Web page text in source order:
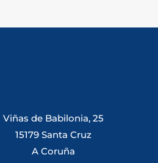
Viñas de Babilonia, 25
15179 Santa Cruz
A Coruña